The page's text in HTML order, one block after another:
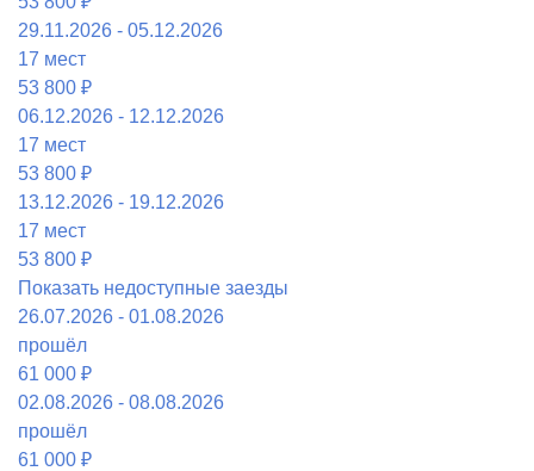
29.11.2026 - 05.12.2026
17 мест
53 800 ₽
06.12.2026 - 12.12.2026
17 мест
53 800 ₽
13.12.2026 - 19.12.2026
17 мест
53 800 ₽
Показать недоступные заезды
26.07.2026 - 01.08.2026
прошёл
61 000 ₽
02.08.2026 - 08.08.2026
прошёл
61 000 ₽